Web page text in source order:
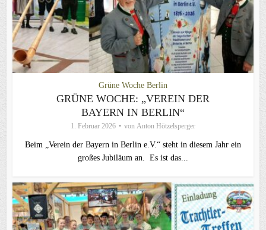
Grüne Woche Berlin
GRÜNE WOCHE: „VEREIN DER
BAYERN IN BERLIN“
1. Februar 2026 von Anton Hötzelsperger
Beim „Verein der Bayern in Berlin e.V.“ steht in diesem Jahr ein
großes Jubiläum an. Es ist das...